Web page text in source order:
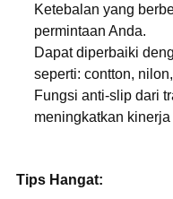
Ketebalan yang
permintaan Anda.
Dapat diperbaiki
seperti: contton,
Fungsi anti-slip dari
meningkatkan
Tips Hangat: